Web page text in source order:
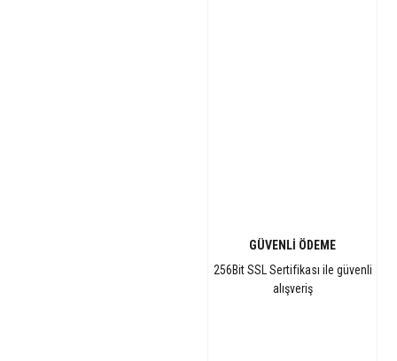
GÜVENLİ ÖDEME
256Bit SSL Sertifikası ile güvenli
alışveriş